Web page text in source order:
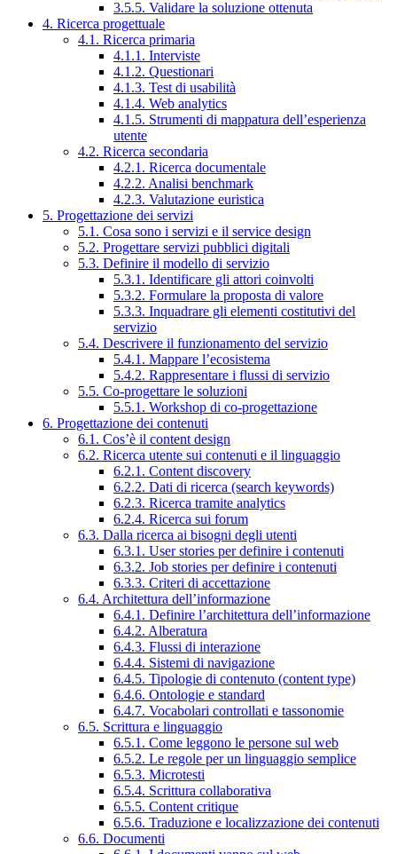
3.5.5. Validare la soluzione ottenuta
4. Ricerca progettuale
4.1. Ricerca primaria
4.1.1. Interviste
4.1.2. Questionari
4.1.3. Test di usabilità
4.1.4. Web analytics
4.1.5. Strumenti di mappatura dell’esperienza
utente
4.2. Ricerca secondaria
4.2.1. Ricerca documentale
4.2.2. Analisi benchmark
4.2.3. Valutazione euristica
5. Progettazione dei servizi
5.1. Cosa sono i servizi e il service design
5.2. Progettare servizi pubblici digitali
5.3. Definire il modello di servizio
5.3.1. Identificare gli attori coinvolti
5.3.2. Formulare la proposta di valore
5.3.3. Inquadrare gli elementi costitutivi del
servizio
5.4. Descrivere il funzionamento del servizio
5.4.1. Mappare l’ecosistema
5.4.2. Rappresentare i flussi di servizio
5.5. Co-progettare le soluzioni
5.5.1. Workshop di co-progettazione
6. Progettazione dei contenuti
6.1. Cos’è il content design
6.2. Ricerca utente sui contenuti e il linguaggio
6.2.1. Content discovery
6.2.2. Dati di ricerca (search keywords)
6.2.3. Ricerca tramite analytics
6.2.4. Ricerca sui forum
6.3. Dalla ricerca ai bisogni degli utenti
6.3.1. User stories per definire i contenuti
6.3.2. Job stories per definire i contenuti
6.3.3. Criteri di accettazione
6.4. Architettura dell’informazione
6.4.1. Definire l’architettura dell’informazione
6.4.2. Alberatura
6.4.3. Flussi di interazione
6.4.4. Sistemi di navigazione
6.4.5. Tipologie di contenuto (content type)
6.4.6. Ontologie e standard
6.4.7. Vocabolari controllati e tassonomie
6.5. Scrittura e linguaggio
6.5.1. Come leggono le persone sul web
6.5.2. Le regole per un linguaggio semplice
6.5.3. Microtesti
6.5.4. Scrittura collaborativa
6.5.5. Content critique
6.5.6. Traduzione e localizzazione dei contenuti
6.6. Documenti